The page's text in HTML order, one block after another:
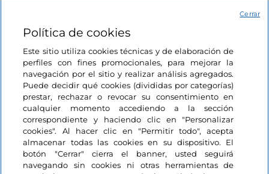
Estamos en contacto
Política de cookies
Este sitio utiliza cookies técnicas y de elaboración de
perfiles con fines promocionales, para mejorar la
navegación por el sitio y realizar análisis agregados.
Puede decidir qué cookies (divididas por categorías)
prestar, rechazar o revocar su consentimiento en
cualquier momento accediendo a la sección
correspondiente y haciendo clic en "Personalizar
cookies". Al hacer clic en "Permitir todo", acepta
almacenar todas las cookies en su dispositivo. El
botón "Cerrar" cierra el banner, usted seguirá
navegando sin cookies ni otras herramientas de
Cerrar